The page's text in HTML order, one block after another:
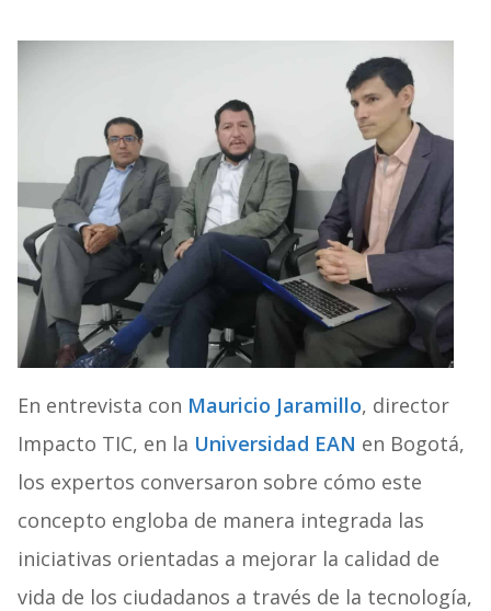
En entrevista con Mauricio Jaramillo, director
Impacto TIC, en la Universidad EAN en Bogotá,
los expertos conversaron sobre cómo este
concepto engloba de manera integrada las
iniciativas orientadas a mejorar la calidad de
vida de los ciudadanos a través de la tecnología,